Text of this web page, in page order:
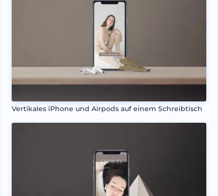
Vertikales iPhone und Airpods auf einem Schreibtisch